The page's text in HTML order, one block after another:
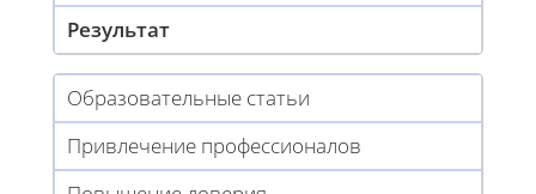
Результат
Образовательные статьи
Привлечение профессионалов